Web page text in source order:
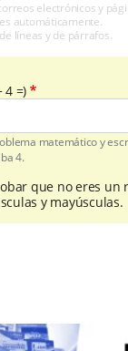
electrónicos y
automáticamente.
líneas y de párrafos.
4 =)
matemático y
4.
que no eres un
y mayúsculas.